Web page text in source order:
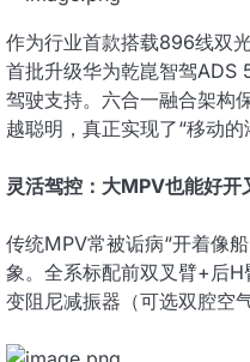
作为行业首款搭载896线双
首批升级华为乾崑智驾ADS
驾驶支持。六合一融合架构
越聪明，真正实现了“移动的
灵活驾控：大MPV也能好开
传统MPV常被诟病“开着像
象。全系标配前双叉臂+后
变阻尼减振器（可选双腔空